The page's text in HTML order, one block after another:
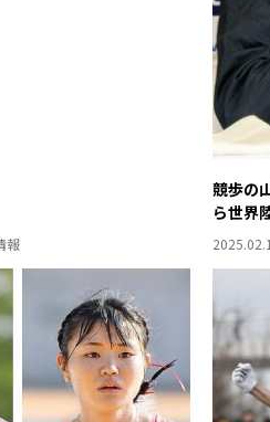
報
競歩の
ら世界